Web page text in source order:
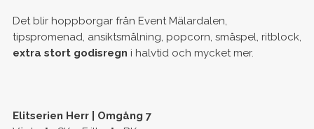
Det blir hoppborgar från Event Mälardalen,
tipspromenad, ansiktsmålning, popcorn, småspel, ritblock,
extra stort godisregn i halvtid och mycket mer.
Elitserien Herr | Omgång 7